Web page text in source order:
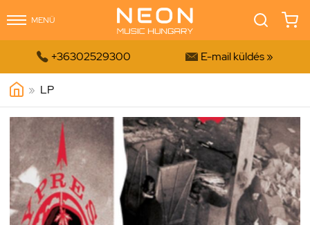
MENÜ
 +36302529300  E-mail küldés »
» LP